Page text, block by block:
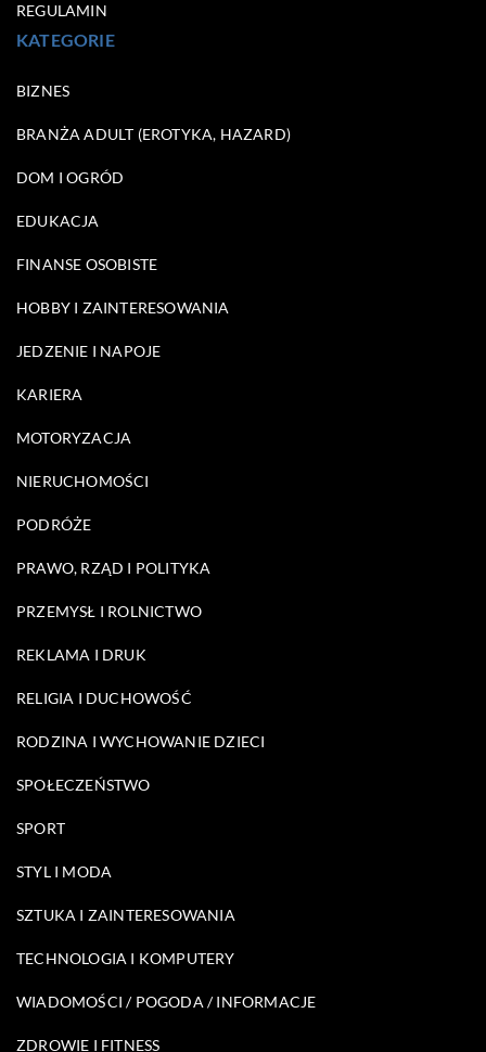
REGULAMIN
KATEGORIE
BIZNES
BRANŻA ADULT (EROTYKA, HAZARD)
DOM I OGRÓD
EDUKACJA
FINANSE OSOBISTE
HOBBY I ZAINTERESOWANIA
JEDZENIE I NAPOJE
KARIERA
MOTORYZACJA
NIERUCHOMOŚCI
PODRÓŻE
PRAWO, RZĄD I POLITYKA
PRZEMYSŁ I ROLNICTWO
REKLAMA I DRUK
RELIGIA I DUCHOWOŚĆ
RODZINA I WYCHOWANIE DZIECI
SPOŁECZEŃSTWO
SPORT
STYL I MODA
SZTUKA I ZAINTERESOWANIA
TECHNOLOGIA I KOMPUTERY
WIADOMOŚCI / POGODA / INFORMACJE
ZDROWIE I FITNESS